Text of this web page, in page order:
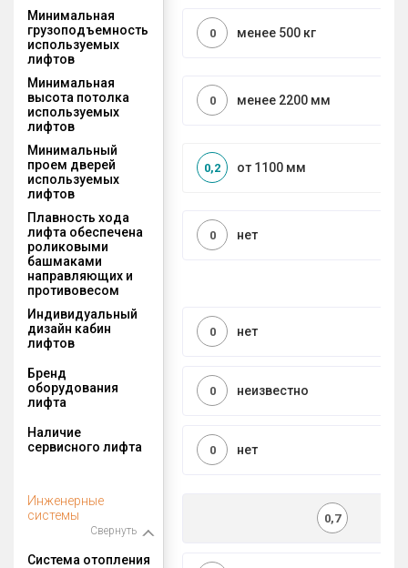
Минимальная
грузоподъемность
используемых
лифтов
менее 500 кг
0
Минимальная
высота потолка
используемых
лифтов
менее 2200 мм
0
Минимальный
проем дверей
используемых
лифтов
от 1100 мм
0,2
Плавность хода
лифта обеспечена
роликовыми
башмаками
направляющих и
противовесом
нет
0
Индивидуальный
дизайн кабин
лифтов
нет
0
Бренд
оборудования
лифта
неизвестно
0
Наличие
сервисного лифта
нет
0
Инженерные
системы
Свернуть
0,7
Система отопления